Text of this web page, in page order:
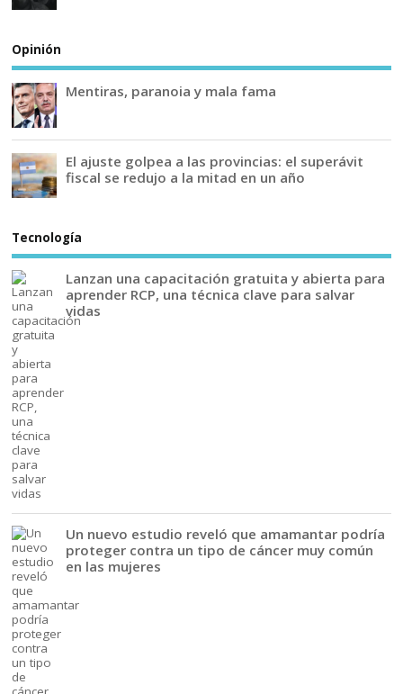
Opinión
Mentiras, paranoia y mala fama
El ajuste golpea a las provincias: el superávit
fiscal se redujo a la mitad en un año
Tecnología
Lanzan una capacitación gratuita y abierta para
aprender RCP, una técnica clave para salvar
vidas
Un nuevo estudio reveló que amamantar podría
proteger contra un tipo de cáncer muy común
en las mujeres